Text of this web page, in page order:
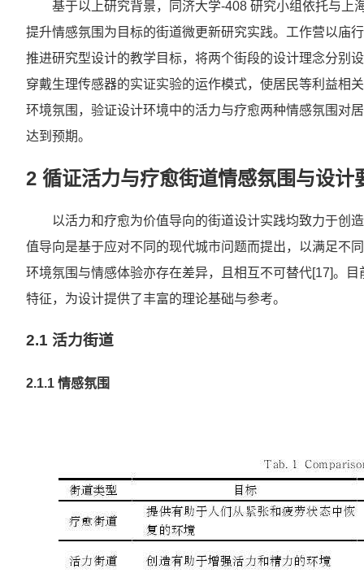
基于以上研究背景，同济大学-408 研究小组依托与上
提升情感氛围为目标的街道微更新研究实践。工作营以庙
推进研究型设计的教学目标，将两个街段的设计理念分别
穿戴生理传感器的实证实验的运作模式，使居民等利益相
环境氛围，验证设计环境中的活力与疗愈两种情感氛围对
达到预期。
2 循证活力与疗愈街道情感氛围与设计
以活力和疗愈为价值导向的街道设计实践均致力于创
值导向是基于应对不同的现代城市问题而提出，以满足不
环境氛围与情感体验亦存在差异，且相互不可替代[17]。
特征，为设计提供了丰富的理论基础与参考。
2.1 活力街道
2.1.1 情感氛围